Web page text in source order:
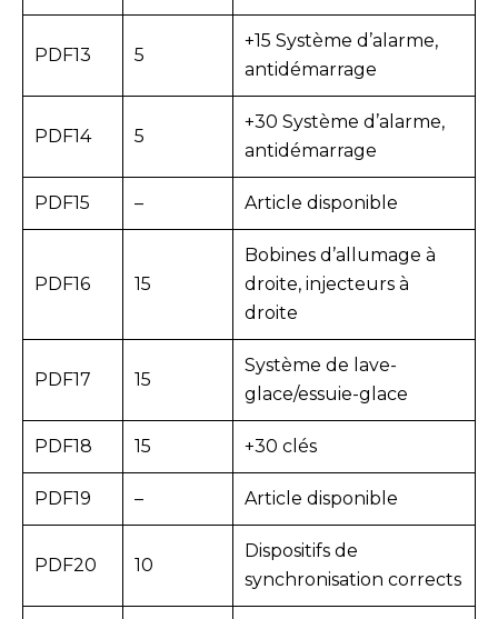
PDF13 5
+15 Système d’alarme,
antidémarrage
PDF14 5
+30 Système d’alarme,
antidémarrage
PDF15 – Article disponible
PDF16 15
Bobines d’allumage à
droite, injecteurs à
droite
PDF17 15
Système de lave-
glace/essuie-glace
PDF18 15 +30 clés
PDF19 – Article disponible
PDF20 10
Dispositifs de
synchronisation corrects